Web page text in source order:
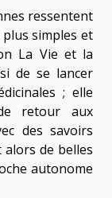
ressentent
simples et
La Vie et la
de se lancer
; elle
retour aux
des savoirs
de belles
autonome